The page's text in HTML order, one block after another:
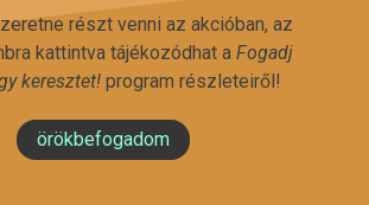
részt venni az akcióban, az
kattintva tájékozódhat a Fogadj
keresztet!program részleteiről!
örökbefogadom